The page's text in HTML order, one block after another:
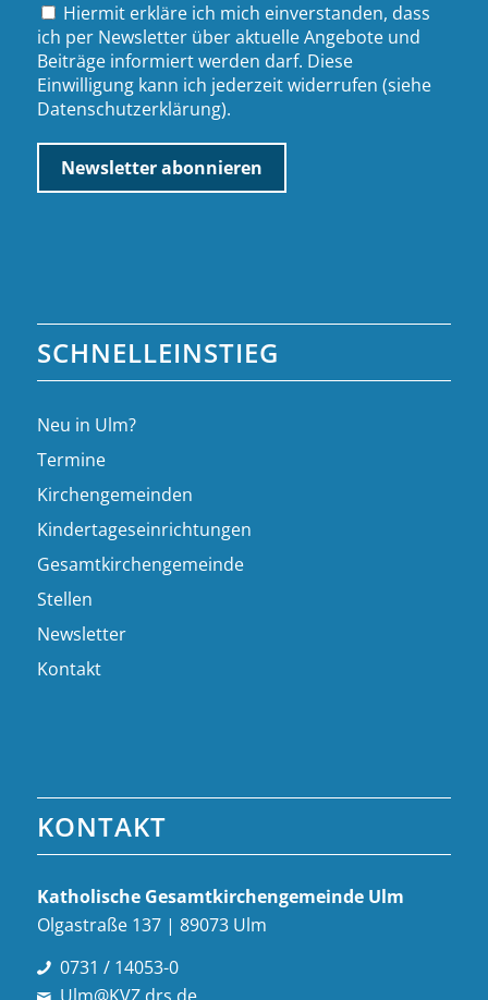
Hiermit erkläre ich mich einverstanden, dass
ich per Newsletter über aktuelle Angebote und
Beiträge informiert werden darf. Diese
Einwilligung kann ich jederzeit widerrufen (siehe
Datenschutzerklärung).
SCHNELLEINSTIEG
Neu in Ulm?
Termine
Kirchengemeinden
Kindertageseinrichtungen
Gesamtkirchengemeinde
Stellen
Newsletter
Kontakt
KONTAKT
Katholische Gesamt­kirchen­gemeinde Ulm
Olgastraße 137 | 89073 Ulm
0731 / 14053-0